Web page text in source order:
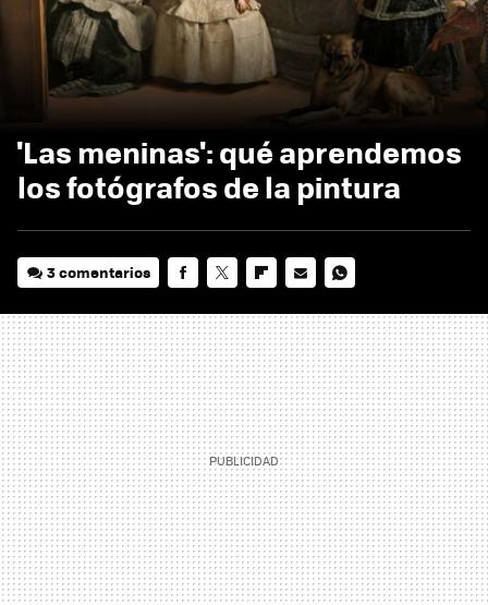
'Las meninas': qué aprendemos
los fotógrafos de la pintura
3 comentarios
MAIL